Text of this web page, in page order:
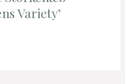
Variety’